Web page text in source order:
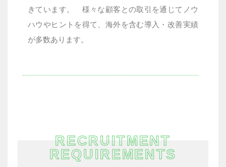
きています。
様々な顧客との取引を通じてノウ
ハウやヒントを得て、海外を含む導入・改善実績
が多数あります。
RECRUITMENT
REQUIREMENTS​